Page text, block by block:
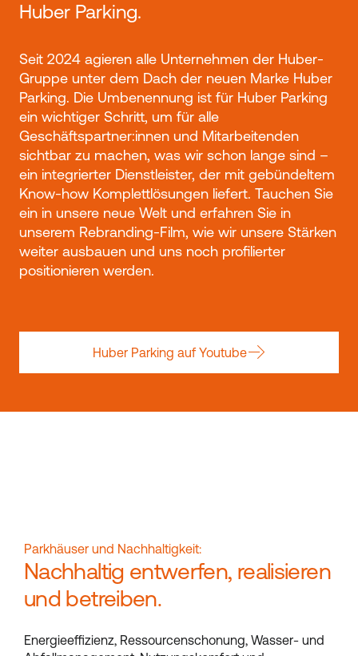
Huber Parking.
Seit 2024 agieren alle Unternehmen der Huber-
Gruppe unter dem Dach der neuen Marke Huber
Parking. Die Umbenennung ist für Huber Parking
ein wichtiger Schritt, um für alle
Geschäftspartner:innen und Mitarbeitenden
sichtbar zu machen, was wir schon lange sind –
ein integrierter Dienstleister, der mit gebündeltem
Know-how Komplettlösungen liefert. Tauchen Sie
ein in unsere neue Welt und erfahren Sie in
unserem Rebranding-Film, wie wir unsere Stärken
weiter ausbauen und uns noch profilierter
positionieren werden.
Huber Parking auf Youtube
Parkhäuser und Nachhaltigkeit:
Nachhaltig entwerfen, realisieren
und betreiben.
Energieeffizienz, Ressourcenschonung, Wasser- und